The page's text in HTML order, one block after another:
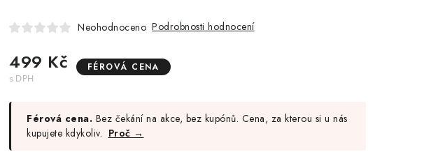
Neohodnoceno Podrobnosti hodnocení
499 Kč FÉROVÁ CENA
Měrná
Férová cena. Bez čekání na akce, bez kupónů. Cena, za kterou si u nás
kupujete kdykoliv. Proč →